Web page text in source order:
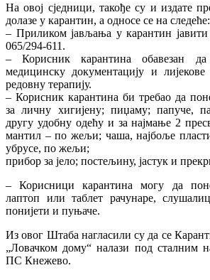
На овој сједници, такође су и издате
долазе у карантин, а односе се на следеће:
– Приликом јављања у карантин јавити
065/294-611.
– Корисник карантина обавезан
медицинску документацију и лијекове
редовну терапију.
– Корисник карантина би требао да
за личну хигијену; пиџаму; папуче,
другу удобну одећу и за најмање 2
мантил – по жељи; чаша, најбоље
убрусе, по жељи;
прибор за јело; постељину, јастук и
– Корисници карантина могу да
лаптоп или таблет рачунаре,
понијети и пуњаче.
Из овог Штаба нагласили су да се
„Ловачком дому“ налази под сталним
ПС Кнежево.